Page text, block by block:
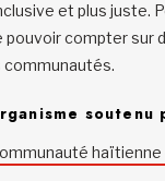
et plus juste.
pouvoir compter sur
soutenu